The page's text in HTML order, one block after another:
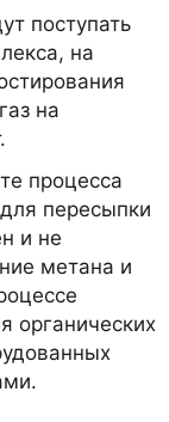
поступать
на
на
процесса
пересыпки
и не
метана и
органических